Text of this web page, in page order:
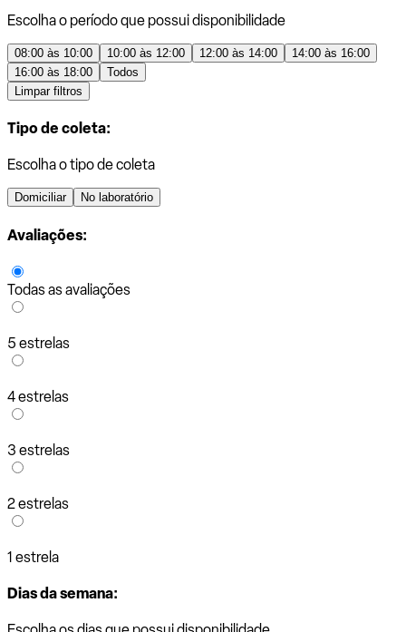
Escolha o período que possui disponibilidade
08:00 às 10:00 10:00 às 12:00 12:00 às 14:00
14:00 às 16:00
16:00 às 18:00
Todos
Limpar filtros
Tipo de coleta:
Escolha o tipo de coleta
Domiciliar No laboratório
Avaliações:
Todas as avaliações
5 estrelas
4 estrelas
3 estrelas
2 estrelas
1 estrela
Dias da semana: